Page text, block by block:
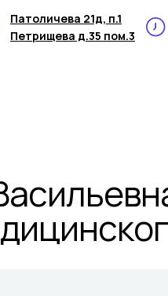
Петрищева д.35 пом.3
Патоличева 21д, п.1